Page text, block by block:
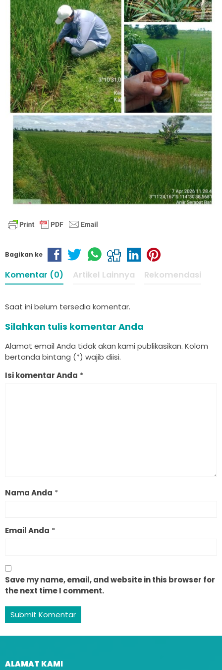
Bagikan ke
Komentar (0) Artikel Lainnya Rekomendasi
Saat ini belum tersedia komentar.
Silahkan tulis komentar Anda
Alamat email Anda tidak akan kami publikasikan. Kolom
bertanda bintang (*) wajib diisi.
Isi komentar Anda *
Nama Anda *
Email Anda *
Save my name, email, and website in this browser for
the next time I comment.
ALAMAT KAMI